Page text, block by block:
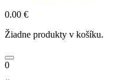
0.00 €
Žiadne produkty v košíku.
0